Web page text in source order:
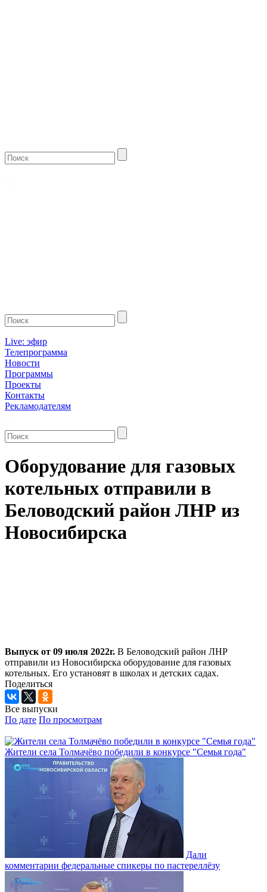
Live: эфир
Телепрограмма
Новости
Программы
Проекты
Контакты
Рекламодателям
Оборудование для газовых
котельных отправили в
Беловодский район ЛНР из
Новосибирска
Выпуск от 09 июля 2022г. В Беловодский район ЛНР
отправили из Новосибирска оборудование для газовых
котельных. Его установят в школах и детских садах.
Поделиться
Все выпуски
По дате По просмотрам
Жители села Толмачёво победили в конкурсе "Семья года"
Дали
комментарии федеральные спикеры по пастереллёзу